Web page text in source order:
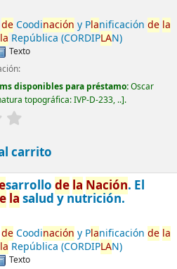
deCoodinación y Planificación de la
la República (CORDIPLAN)
Texto
disponibles para préstamo:Oscar
topográfica:IVP-D-233, .. .
carrito
sarrollo de la Nación. El
la salud y nutrición.
deCoodinación y Planificación de la
la República (CORDIPLAN)
Texto